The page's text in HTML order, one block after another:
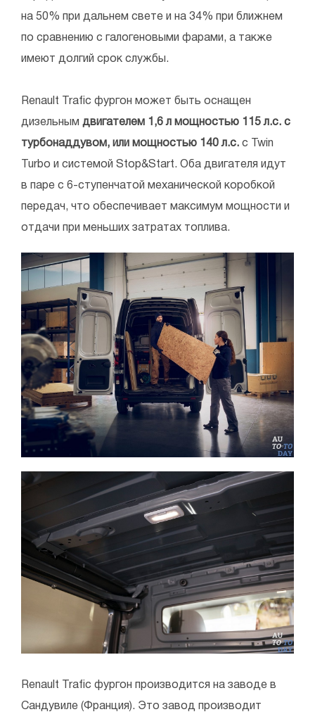
на 50% при дальнем свете и на 34% при ближнем
по сравнению с галогеновыми фарами, а также
имеют долгий срок службы.
Renault Trafic фургон может быть оснащен
дизельным двигателем 1,6 л мощностью 115 л.с. с
турбонаддувом, или мощностью 140 л.с. с Twin
Turbo и системой Stop&Start. Оба двигателя идут
в паре с 6-ступенчатой механической коробкой
передач, что обеспечивает максимум мощности и
отдачи при меньших затратах топлива.
Renault Trafic фургон производится на заводе в
Сандувиле (Франция). Это завод производит